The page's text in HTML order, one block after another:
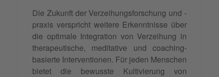
Die Zukunft der Verzeihungsforschung und -
praxis verspricht weitere Erkenntnisse über
die optimale Integration von Verzeihung in
therapeutische, meditative und coaching-
basierte Interventionen. Für jeden Menschen
bietet die bewusste Kultivierung von